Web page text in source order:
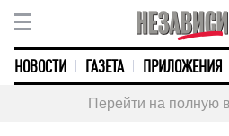
НОВОСТИ ГАЗЕТА ПРИЛОЖЕНИЯ
Перейти на полную